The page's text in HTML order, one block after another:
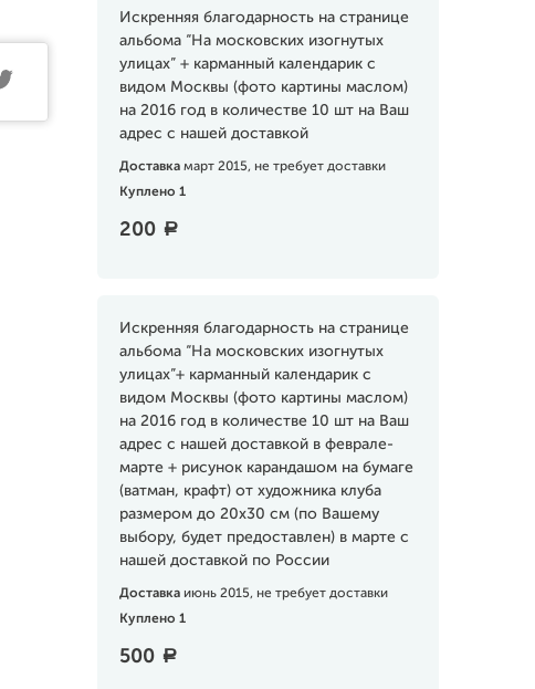
Искренняя благодарность на странице
альбома “На московских изогнутых
улицах” + карманный календарик c
видом Москвы (фото картины маслом)
на 2016 год в количестве 10 шт на Ваш
адрес с нашей доставкой
Доставка март 2015, не требует доставки
Куплено 1
200 a
Искренняя благодарность на странице
альбома “На московских изогнутых
улицах”+ карманный календарик c
видом Москвы (фото картины маслом)
на 2016 год в количестве 10 шт на Ваш
адрес с нашей доставкой в феврале-
марте + рисунок карандашом на бумаге
(ватман, крафт) от художника клуба
размером до 20х30 см (по Вашему
выбору, будет предоставлен) в марте с
нашей доставкой по России
Доставка июнь 2015, не требует доставки
Куплено 1
500 a